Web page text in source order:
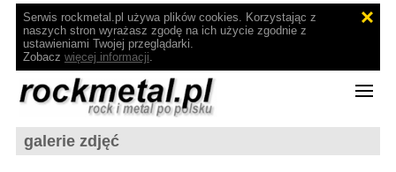
Serwis rockmetal.pl używa plików cookies. Korzystając z
naszych stron wyrażasz zgodę na ich użycie zgodnie z
ustawieniami Twojej przeglądarki.
Zobacz więcej informacji.
galerie zdjęć